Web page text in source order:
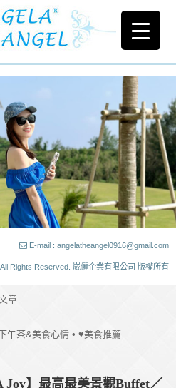
E-mail : angelatheangel0916@gmail.com
Rights Reserved. 崴儷企業有限公司 版權所有
章
午茶&美食心情 • ♥美食推薦
Joy】最高最美景觀Buffet／